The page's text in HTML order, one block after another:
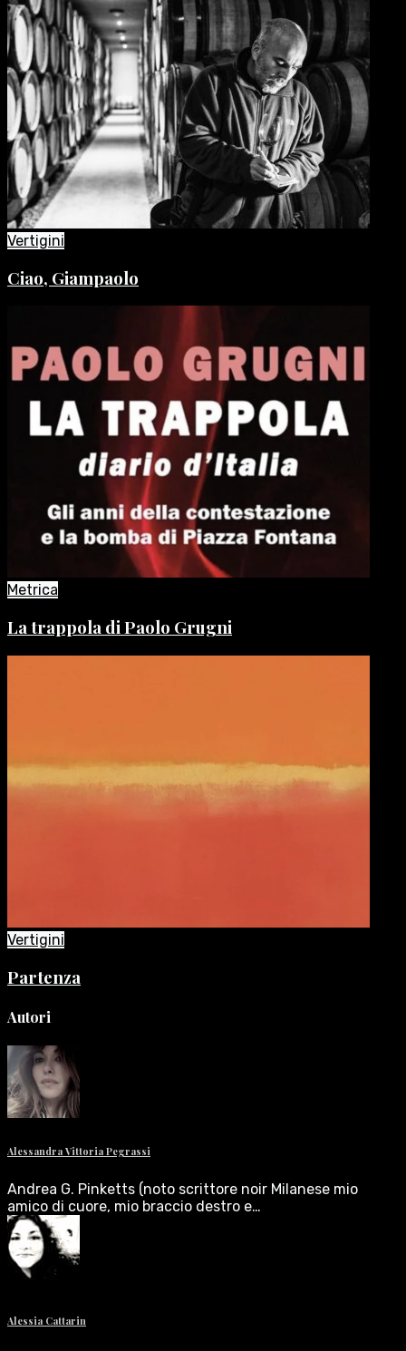
Vertigini
Ciao, Giampaolo
Metrica
La trappola di Paolo Grugni
Vertigini
Partenza
Autori
Alessandra Vittoria Pegrassi
Andrea G. Pinketts (noto scrittore noir Milanese mio
amico di cuore, mio braccio destro e…
Alessia Cattarin